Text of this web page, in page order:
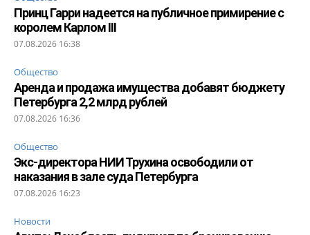
Принц Гарри надеется на публичное примирение с
королем Карлом III
07.08.2026 16:38
Общество
Аренда и продажа имущества добавят бюджету
Петербурга 2,2 млрд рублей
07.08.2026 16:36
Общество
Экс-директора НИИ Трухина освободили от
наказания в зале суда Петербурга
07.08.2026 16:23
Новости